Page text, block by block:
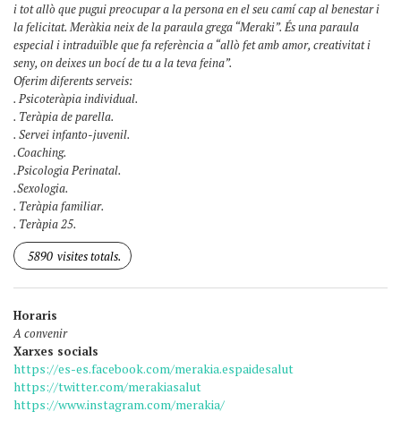
i tot allò que pugui preocupar a la persona en el seu camí cap al benestar i
la felicitat. Meràkia neix de la paraula grega “Meraki”. És una paraula
especial i intraduïble que fa referència a “allò fet amb amor, creativitat i
seny, on deixes un bocí de tu a la teva feina”.
Oferim diferents serveis:
. Psicoteràpia individual.
. Teràpia de parella.
. Servei infanto-juvenil.
.Coaching.
.Psicologia Perinatal.
.Sexologia.
. Teràpia familiar.
. Teràpia 25.
5890 visites totals.
Horaris
A convenir
Xarxes socials
https://es-es.facebook.com/merakia.espaidesalut
https://twitter.com/merakiasalut
https://www.instagram.com/merakia/